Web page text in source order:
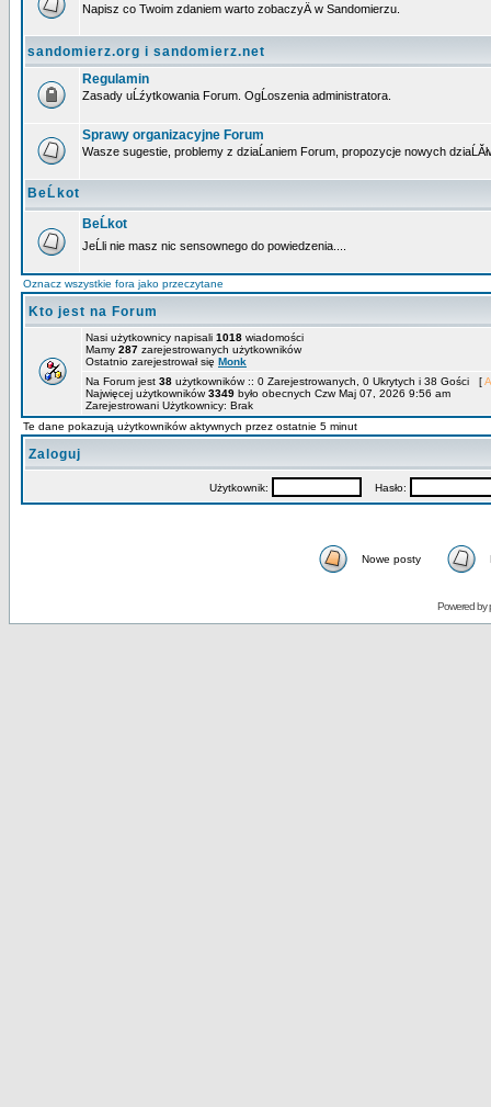
Napisz co Twoim zdaniem warto zobaczyÄ w Sandomierzu.
sandomierz.org i sandomierz.net
Regulamin
Zasady uĹźytkowania Forum. OgĹoszenia administratora.
Sprawy organizacyjne Forum
Wasze sugestie, problemy z dziaĹaniem Forum, propozycje nowych
BeĹkot
BeĹkot
JeĹli nie masz nic sensownego do powiedzenia....
Oznacz wszystkie fora jako przeczytane
Kto jest na Forum
Nasi użytkownicy napisali 1018 wiadomości
Mamy 287 zarejestrowanych użytkowników
Ostatnio zarejestrował się Monk
Na Forum jest 38 użytkowników :: 0 Zarejestrowanych, 0 Ukrytych i 38 Gości [
Najwięcej użytkowników3349 było obecnych Czw Maj 07, 2026 9:56 am
Zarejestrowani Użytkownicy: Brak
Te dane pokazują użytkowników aktywnych przez ostatnie 5 minut
Zaloguj
Użytkownik: Hasło:
Nowe posty
Powered by